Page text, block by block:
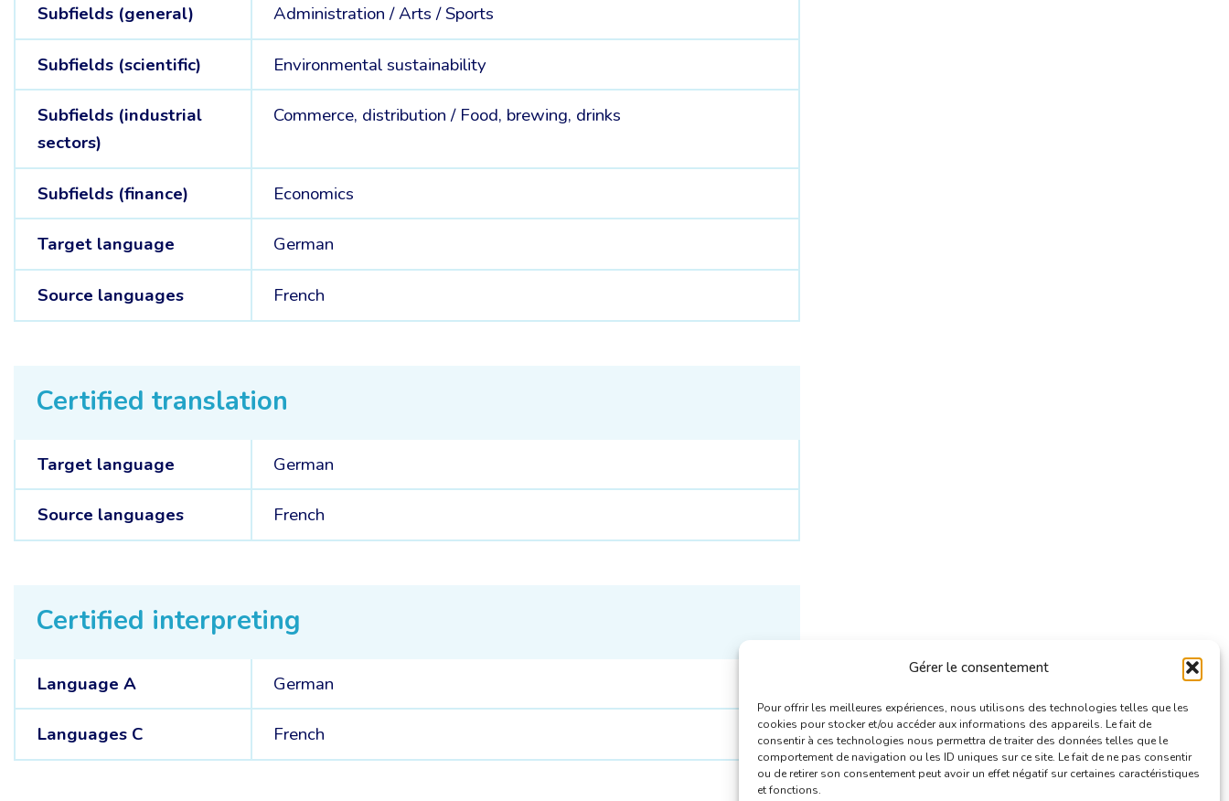
Gérer le consentement
Pour offrir les meilleures expériences, nous utilisons des technologies telles que les
cookies pour stocker et/ou accéder aux informations des appareils. Le fait de
consentir à ces technologies nous permettra de traiter des données telles que le
comportement de navigation ou les ID uniques sur ce site. Le fait de ne pas consentir
ou de retirer son consentement peut avoir un effet négatif sur certaines caractéristiques
et fonctions.
Subfields (general) Administration /Arts /Sports
Subfields (scientific) Environmental sustainability
Subfields (industrial
sectors)
Commerce, distribution / Food, brewing, drinks
Subfields (finance) Economics
Target language German
Source languages French
Certified translation
Target language German
Source languages French
Certified interpreting
Language A German
Languages C French